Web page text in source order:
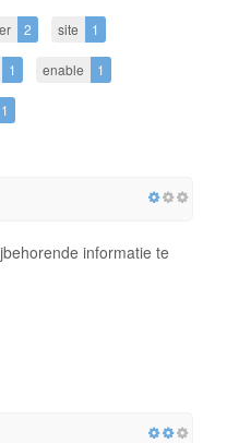
2 site 1
1 enable 1
1
informatie te